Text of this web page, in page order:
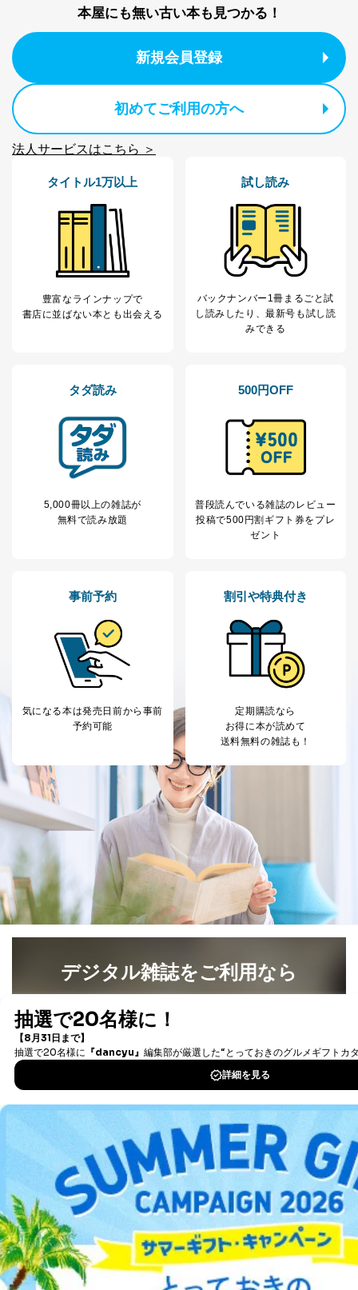
本屋にも無い古い本も見つかる！
新規会員登録
初めてご利用の方へ
法人サービスはこちら ＞
タイトル1万以上
豊富なラインナップで
書店に並ばない本とも出会える
試し読み
バックナンバー1冊まるごと試
し読み したり、最新号も試し読
みできる
タダ読み
5,000冊以上の雑誌が
無料で読み放題
500円OFF
普段読んでいる雑誌のレビュー
投稿で500円割ギフト券をプレ
ゼント
事前予約
気になる本は発売日前から事前
予約可能
割引や特典付き
定期購読なら
お得に本が読めて
送料無料の雑誌も！
デジタル雑誌をご利用なら
書籍）が無料で読み放題！
DOWNLOAD FOR IOS
DOWNLOAD FOR ANDROID
ご利用方法はこちら
総合案内
アフィリエイト 採用情報